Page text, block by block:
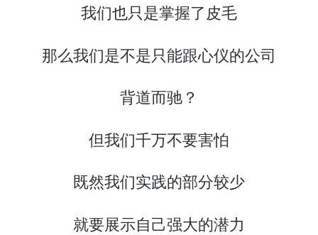
我们也只是掌握了皮毛
那么我们是不是只能跟心仪的公司
背道而驰？
但我们千万不要害怕
既然我们实践的部分较少
就要展示自己强大的潜力